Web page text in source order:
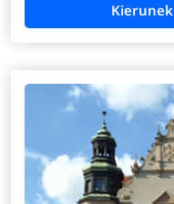
Kierunek